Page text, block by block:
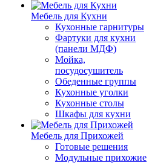
Мебель для Кухни
Кухонные гарнитуры
Фартуки для кухни
(панели МДФ)
Мойка,
посудосушитель
Обеденные группы
Кухонные уголки
Кухонные столы
Шкафы для кухни
Мебель для Прихожей
Готовые решения
Модульные прихожие